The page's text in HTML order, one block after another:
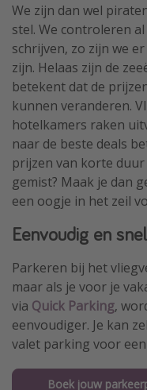
We zijn dan wel
stel. We controleren
schrijven, zo zijn we
zijn. Helaas zijn de
betekent dat de
kunnen veranderen.
hotelkamers raken
naar de beste deals
prijzen van korte
gemist? Maak je dan
een oogje in het zeil
Eenvoudig en
Parkeren bij het
maar als je voor je
via Quick Parking,
eenvoudiger. Je kan
valet parking voor
Boek jouw